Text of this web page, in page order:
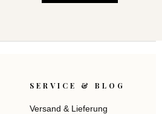
SERVICE & BLOG
Versand & Lieferung